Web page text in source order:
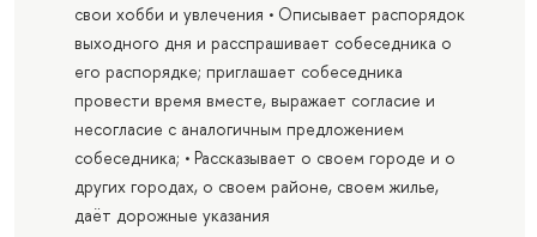
свои хобби и увлечения • Описывает распорядок
выходного дня и расспрашивает собеседника о
его распорядке; приглашает собеседника
провести время вместе, выражает согласие и
несогласие с аналогичным предложением
собеседника; • Рассказывает о своем городе и о
других городах, о своем районе, своем жилье,
даёт дорожные указания